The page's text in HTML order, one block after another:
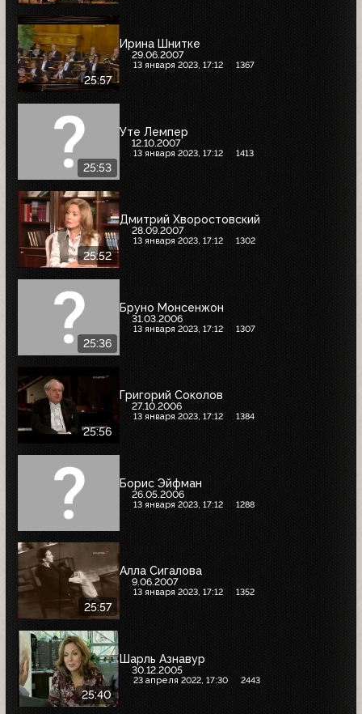
25:57
Ирина Шнитке
29.06.2007
13 января 2023, 17:12 1367
25:53
Уте Лемпер
12.10.2007
13 января 2023, 17:12 1413
25:52
Дмитрий Хворостовский
28.09.2007
13 января 2023, 17:12 1302
25:36
Бруно Монсенжон
31.03.2006
13 января 2023, 17:12 1307
25:56
Григорий Соколов
27.10.2006
13 января 2023, 17:12 1384
Борис Эйфман
26.05.2006
13 января 2023, 17:12 1288
25:57
Алла Сигалова
9.06.2007
13 января 2023, 17:12 1352
25:40
Шарль Азнавур
30.12.2005
23 апреля 2022, 17:30 2443